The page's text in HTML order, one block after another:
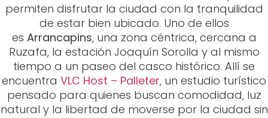
permiten disfrutar la ciudad con la tranquilidad
de estar bien ubicado. Uno de ellos
es Arrancapins, una zona céntrica, cercana a
Ruzafa, la estación Joaquín Sorolla y al mismo
tiempo a un paseo del casco histórico. Allí se
encuentra VLC Host – Palleter, un estudio turístico
pensado para quienes buscan comodidad, luz
natural y la libertad de moverse por la ciudad sin